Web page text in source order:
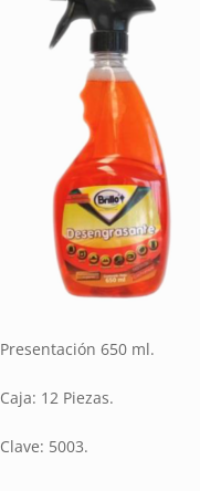
Presentación 650 ml.
Caja: 12 Piezas.
Clave: 5003.